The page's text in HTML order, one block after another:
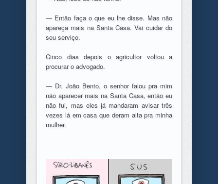
— Então faça o que eu lhe disse. Mas não
apareça mais na Santa Casa. Vai cuidar do
seu serviço.
Cinco dias depois o agricultor voltou a
procurar o advogado.
— Dr. João Bento, o senhor falou pra mim
não aparecer mais na Santa Casa, então eu
não fui, mas eles já mandaram avisar três
vezes lá em casa que deram alta pra minha
mulher.